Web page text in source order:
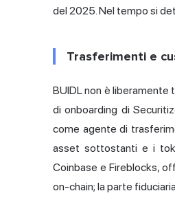
del 2025. Nel tempo si
Trasferimenti e
BUIDL non è
di onboarding di
come agente di
asset sottostanti e i
Coinbase e Fireblocks,
on-chain; la parte